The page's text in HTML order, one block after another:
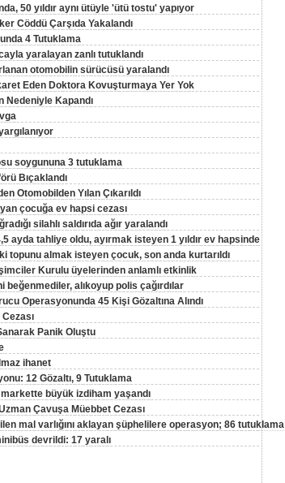
50 yıldır aynı ütüyle 'ütü tostu' yapıyor
Cöddü Çarşıda Yakalandı
4 Tutuklama
yaralayan zanlı tutuklandı
otomobilin sürücüsü yaralandı
Eden Doktora Kovuşturmaya Yer Yok
Nedeniyle Kapandı
soygununa 3 tutuklama
Bıçaklandı
Otomobilden Yılan Çıkarıldı
çocuğa ev hapsi cezası
silahlı saldırıda ağır yaralandı
ayda tahliye oldu, ayırmak isteyen 1 yıldır ev hapsinde
topunu almak isteyen çocuk, son anda kurtarıldı
Kurulu üyelerinden anlamlı etkinlik
beğenmediler, alıkoyup polis çağırdılar
Operasyonunda 45 Kişi Gözaltına Alındı
Panik Oluştu
ihanet
12 Gözaltı, 9 Tutuklama
büyük izdiham yaşandı
Çavuşa Müebbet Cezası
mal varlığını aklayan şüphelilere operasyon; 86 tutuklama
devrildi: 17 yaralı